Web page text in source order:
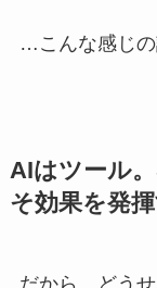
…こんな感じの
AIはツール
そ効果を発